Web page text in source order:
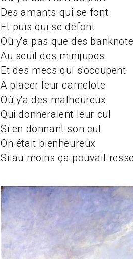
Des amants qui se font
Et puis qui se défont
Où y'a pas que des
Au seuil des minijupes
Et des mecs qui s'occupent
A placer leur camelote
Où y'a des malheureux
Qui donneraient leur cul
Si en donnant son cul
On était bienheureux
Si au moins ça pouvait